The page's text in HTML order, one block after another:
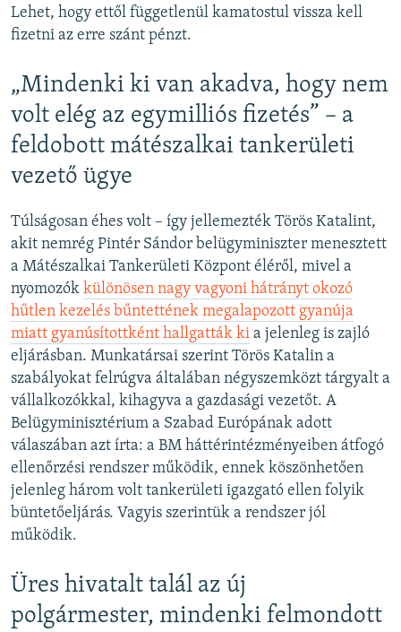
Lehet, hogy ettől függetlenül kamatostul vissza kell
fizetni az erre szánt pénzt.
„Mindenki ki van akadva, hogy nem
volt elég az egymilliós fizetés” – a
feldobott mátészalkai tankerületi
vezető ügye
Túlságosan éhes volt – így jellemezték Törös Katalint,
akit nemrég Pintér Sándor belügyminiszter menesztett
a Mátészalkai Tankerületi Központ éléről, mivel a
nyomozók különösen nagy vagyoni hátrányt okozó
hűtlen kezelés bűntettének megalapozott gyanúja
miatt gyanúsítottként hallgatták ki a jelenleg is zajló
eljárásban. Munkatársai szerint Törös Katalin a
szabályokat felrúgva általában négyszemközt tárgyalt a
vállalkozókkal, kihagyva a gazdasági vezetőt. A
Belügyminisztérium a Szabad Európának adott
válaszában azt írta: a BM háttérintézményeiben átfogó
ellenőrzési rendszer működik, ennek köszönhetően
jelenleg három volt tankerületi igazgató ellen folyik
büntetőeljárás. Vagyis szerintük a rendszer jól
működik.
Üres hivatalt talál az új
polgármester, mindenki felmondott